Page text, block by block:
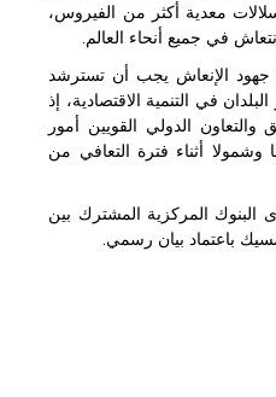
معدية أكثر من الفيروس،
في جميع أنحاء العالم.
الإنعاش يجب أن تسترشد
في التنمية الاقتصادية، إذ
الدولي القويين أمور
أثناء فترة التعافي من
البنوك المركزية المشترك بين
باعتماد بيان رسمي.